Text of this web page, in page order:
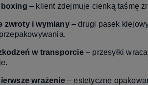
– klient zdejmuje cienką taśmę
zwroty i wymiany– drugi pasek
w transporcie– przesyłki
wrażenie– estetyczne